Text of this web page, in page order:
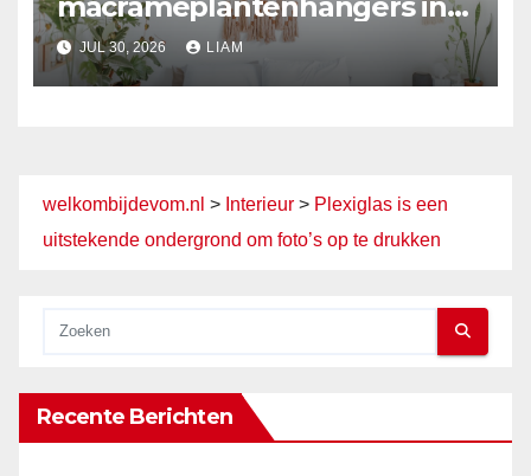
moderne huizen
JUL 30, 2026 LIAM
welkombijdevom.nl > Interieur > Plexiglas is een
uitstekende ondergrond om foto’s op te drukken
Recente Berichten